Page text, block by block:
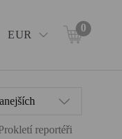
EUR
0
reportéři